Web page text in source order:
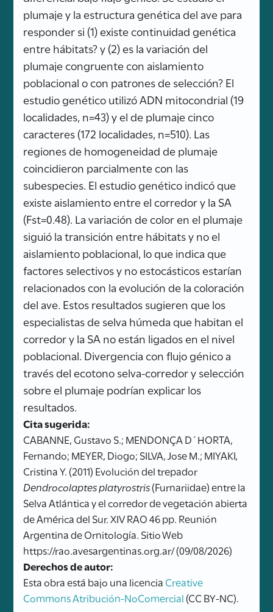
plumaje y la estructura genética del ave para
responder si (1) existe continuidad genética
entre hábitats? y (2) es la variación del
plumaje congruente con aislamiento
poblacional o con patrones de selección? El
estudio genético utilizó ADN mitocondrial (19
localidades, n=43) y el de plumaje cinco
caracteres (172 localidades, n=510). Las
regiones de homogeneidad de plumaje
coincidieron parcialmente con las
subespecies. El estudio genético indicó que
existe aislamiento entre el corredor y la SA
(Fst=0.48). La variación de color en el plumaje
siguió la transición entre hábitats y no el
aislamiento poblacional, lo que indica que
factores selectivos y no estocásticos estarían
relacionados con la evolución de la coloración
del ave. Estos resultados sugieren que los
especialistas de selva húmeda que habitan el
corredor y la SA no están ligados en el nivel
poblacional. Divergencia con flujo génico a
través del ecotono selva-corredor y selección
sobre el plumaje podrían explicar los
resultados.
Cita sugerida:
CABANNE, Gustavo S.; MENDONÇA D´HORTA,
Fernando; MEYER, Diogo; SILVA, Jose M.; MIYAKI,
Cristina Y. (2011) Evolución del trepador
Dendrocolaptes platyrostris(Furnariidae) entre la
Selva Atlántica y el corredor de vegetación abierta
de América del Sur. XIV RAO 46 pp. Reunión
Argentina de Ornitología. Sitio Web
https://rao.avesargentinas.org.ar/ (09/08/2026)
Derechos de autor:
Esta obra está bajo una licencia Creative
Commons Atribución-NoComercial(CC BY-NC).